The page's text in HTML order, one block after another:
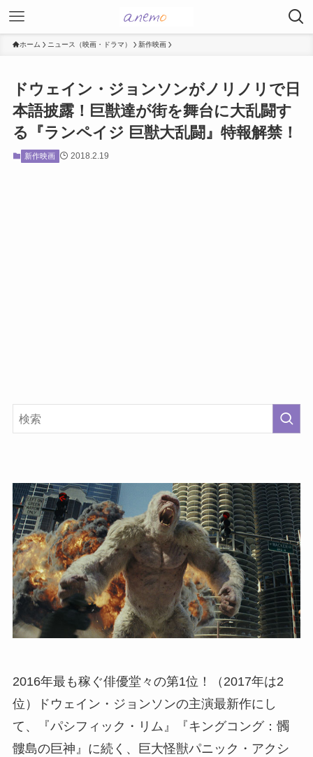
ホーム ニュース（映画・ドラマ） 新作映画
ドウェイン・ジョンソンがノリノリで日
本語披露！巨獣達が街を舞台に大乱闘す
る『ランペイジ 巨獣大乱闘』特報解禁！
新作映画 2018.2.19
2016年最も稼ぐ俳優堂々の第1位！（2017年は2
位）ドウェイン・ジョンソンの主演最新作にし
て、『パシフィック・リム』『キングコング：髑
髏島の巨神』に続く、巨大怪獣パニック・アクシ